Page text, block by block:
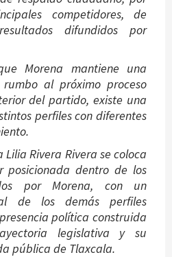
competidores, de
difundidos por
Morena mantiene una
al próximo proceso
del partido, existe una
perfiles con diferentes
Lilia Rivera Rivera se coloca
posicionada dentro de los
por Morena, con un
de los demás perfiles
política construida
legislativa y su
pública de Tlaxcala.